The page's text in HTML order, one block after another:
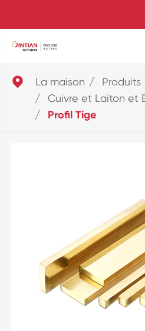
 La maison
Produits
Cuivre et Laiton et
Profil Tige